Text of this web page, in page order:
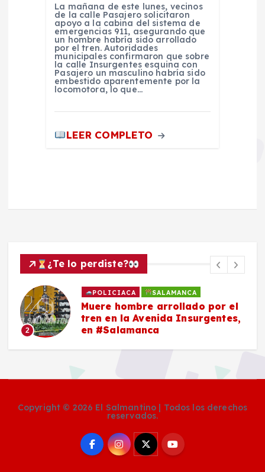
La mañana de este lunes, vecinos
de la calle Pasajero solicitaron
apoyo a la cabina del sistema de
emergencias 911, asegurando que
un hombre habría sido arrollado
por el tren. Autoridades
municipales confirmaron que sobre
la calle Insurgentes esquina con
Pasajero un masculino habría sido
embestido aparentemente por la
locomotora, lo que…
LEER COMPLETO
¿Te lo perdiste?
2
POLICIACA SALAMANCA
Muere hombre arrollado por el
tren en la Avenida Insurgentes,
en #Salamanca
Copyright © 2026 El Salmantino | Todos los derechos
reservados.